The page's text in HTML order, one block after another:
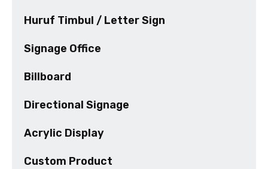
Huruf Timbul / Letter Sign
Signage Office
Billboard
Directional Signage
Acrylic Display
Custom Product